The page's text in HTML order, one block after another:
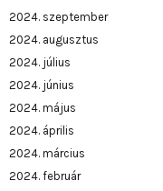
2024. szeptember
2024. augusztus
2024. július
2024. június
2024. május
2024. április
2024. március
2024. február